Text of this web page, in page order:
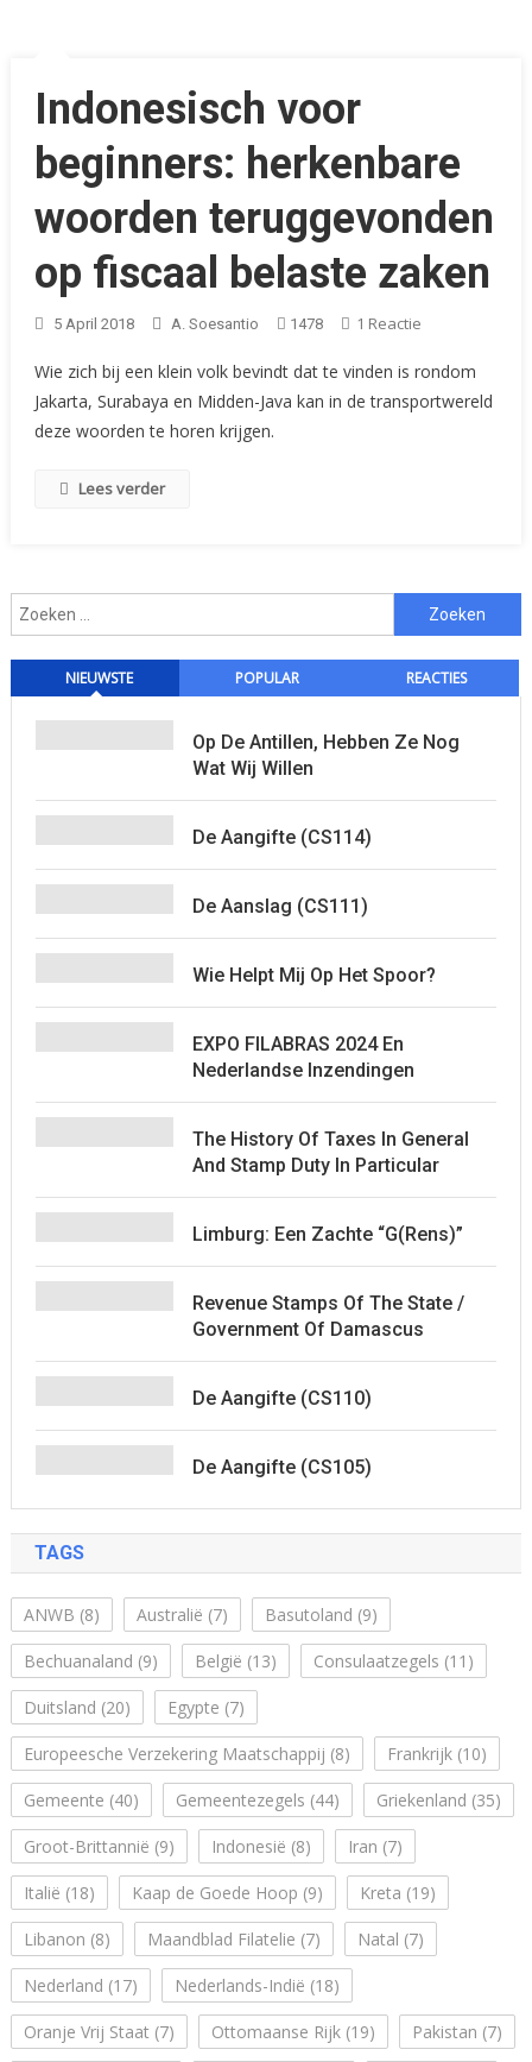
Indonesisch voor
beginners: herkenbare
woorden teruggevonden
op fiscaal belaste zaken
5 April 2018 A. Soesantio 1478 1 ReactieOp
Voor
Beginners:
Zaken
Wie zich bij een klein volk bevindt dat te vinden is rondom
Jakarta, Surabaya en Midden-Java kan in de transportwereld
deze woorden te horen krijgen.
Lees verder
Zoeken
naar:
NIEUWSTE POPULAR REACTIES
Op De Antillen, Hebben Ze Nog
Wat Wij Willen
De Aangifte (CS114)
De Aanslag (CS111)
Wie Helpt Mij Op Het Spoor?
EXPO FILABRAS 2024 En
Nederlandse Inzendingen
The History Of Taxes In General
And Stamp Duty In Particular
Limburg: Een Zachte “G(rens)”
Revenue Stamps Of The State /
Government Of Damascus
De Aangifte (CS110)
De Aangifte (CS105)
TAGS
ANWB (8) Australië (7) Basutoland (9)
Bechuanaland (9) België (13) Consulaatzegels (11)
Duitsland (20) Egypte (7)
Europeesche Verzekering Maatschappij (8) Frankrijk(10)
Gemeente (40) Gemeentezegels (44) Griekenland (35)
Groot-Brittannië (9) Indonesië (8) Iran (7)
Italië (18) Kaap de Goede Hoop (9) Kreta (19)
Libanon (8) Maandblad Filatelie (7) Natal (7)
Nederland (17) Nederlands-Indië (18)
Oranje Vrij Staat (7) Ottomaanse Rijk(19) Pakistan (7)